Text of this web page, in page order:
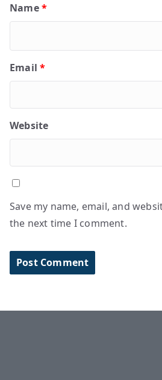
Name*
Email*
Website
Save my name, email, and
the next time I comment.